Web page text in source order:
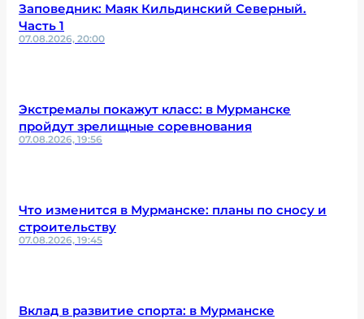
Заповедник: Маяк Кильдинский Северный.
Часть 1
07.08.2026, 20:00
Экстремалы покажут класс: в Мурманске
пройдут зрелищные соревнования
07.08.2026, 19:56
Что изменится в Мурманске: планы по сносу и
строительству
07.08.2026, 19:45
Вклад в развитие спорта: в Мурманске